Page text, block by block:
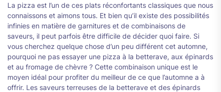
La pizza est l’un de ces plats réconfortants classiques que nous
connaissons et aimons tous. Et bien qu’il existe des possibilités
infinies en matière de garnitures et de combinaisons de
saveurs, il peut parfois être difficile de décider quoi faire. Si
vous cherchez quelque chose d’un peu différent cet automne,
pourquoi ne pas essayer une pizza à la betterave, aux épinards
et au fromage de chèvre ? Cette combinaison unique est le
moyen idéal pour profiter du meilleur de ce que l’automne a à
offrir. Les saveurs terreuses de la betterave et des épinards